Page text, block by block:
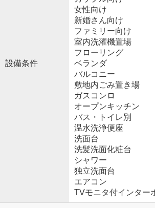
設備条件
女性向け
新婚さん向け
ファミリー向け
室内洗濯機置場
フローリング
ベランダ
バルコニー
敷地内ごみ置き場
ガスコンロ
オープンキッチン
バス・トイレ別
温水洗浄便座
洗面台
洗髪洗面化粧台
シャワー
独立洗面台
エアコン
TVモニタ付インター